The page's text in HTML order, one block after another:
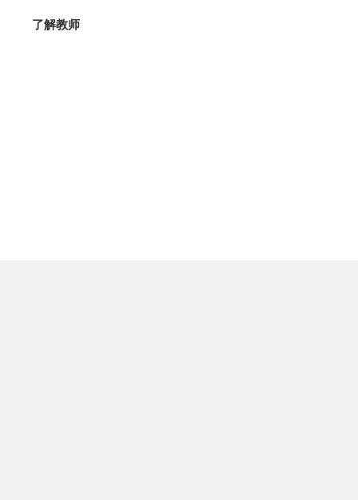
了解教师